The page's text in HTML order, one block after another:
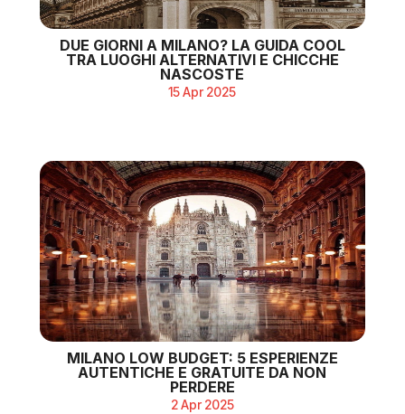
DUE GIORNI A MILANO? LA GUIDA COOL
TRA LUOGHI ALTERNATIVI E CHICCHE
NASCOSTE
15 Apr 2025
MILANO LOW BUDGET: 5 ESPERIENZE
AUTENTICHE E GRATUITE DA NON
PERDERE
2 Apr 2025